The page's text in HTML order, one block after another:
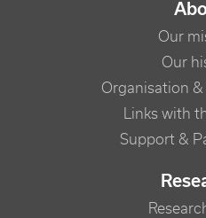
NAVIGATION
Our
Our
Organisation
Links with
Support &